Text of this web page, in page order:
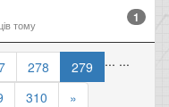
тому 1
...
278
279
...
310 »